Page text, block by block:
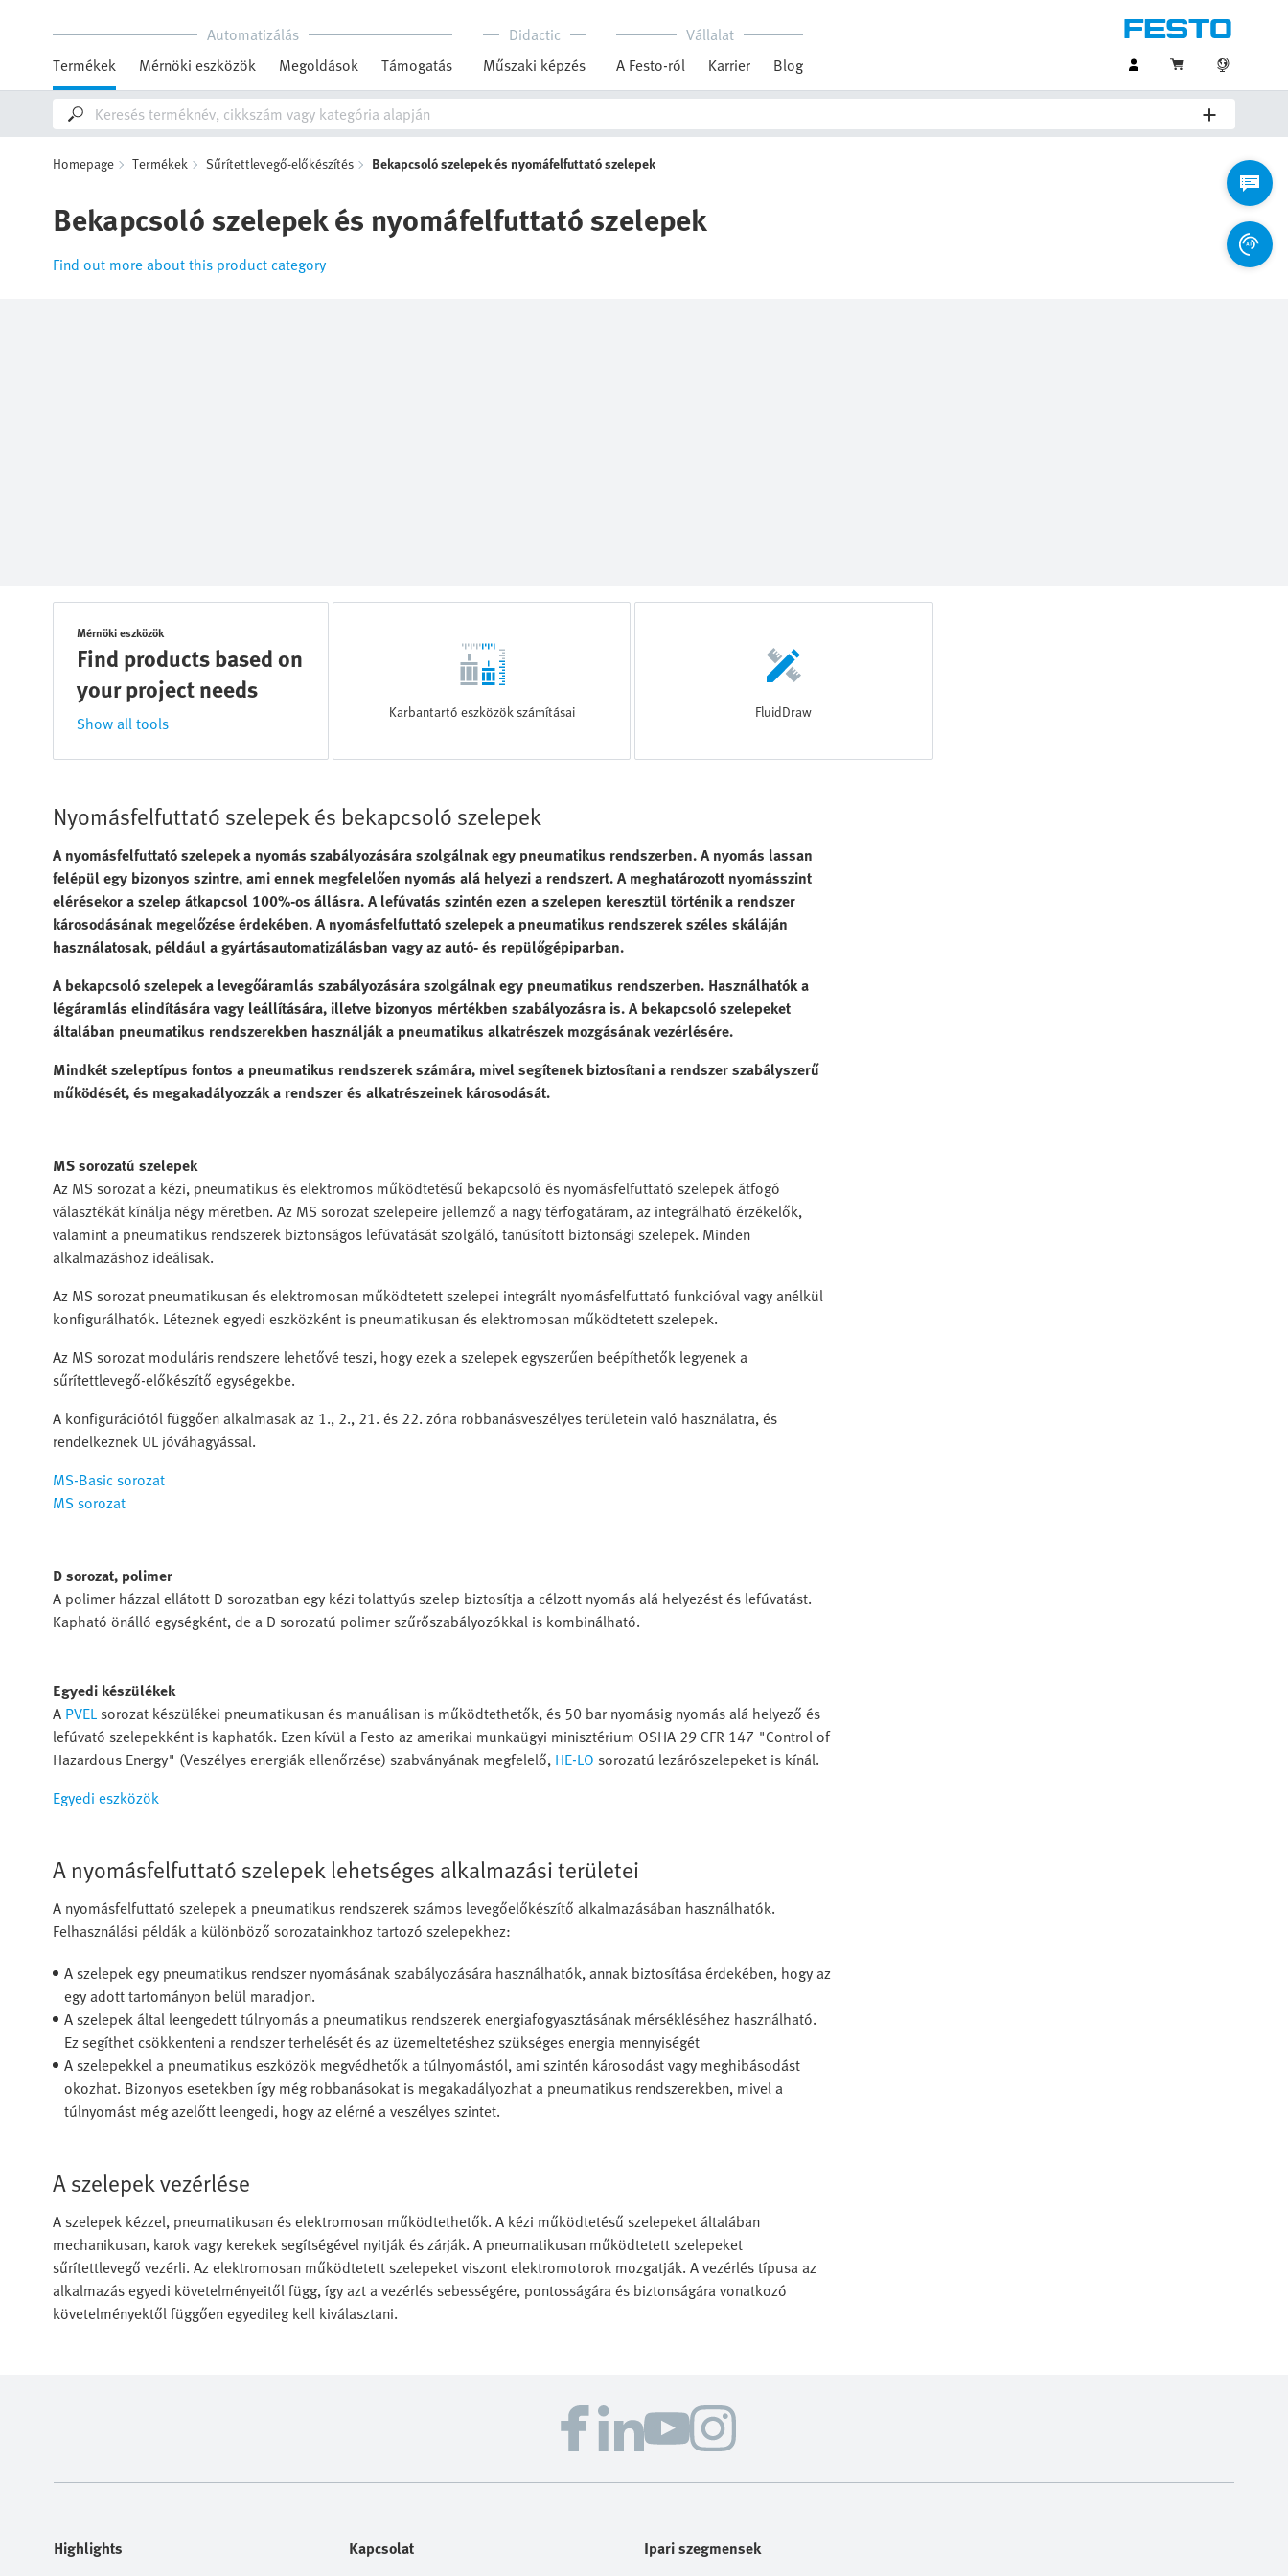
Automatizálás
Termékek
Mérnöki eszközök Megoldások Támogatás
Didactic
Műszaki képzés
Vállalat
A Festo-ról
Karrier Blog
Homepage Termékek Sűrítettlevegő-előkészítés Bekapcsoló szelepek és nyomáfelfuttató szelepek
Bekapcsoló szelepek és nyomáfelfuttató szelepek
Find out more about this product category
Mérnöki eszközök
Find products based on
your project needs
Show all tools
Karbantartó eszközök számításai FluidDraw
Nyomásfelfuttató szelepek és bekapcsoló szelepek
A nyomásfelfuttató szelepek a nyomás szabályozására szolgálnak egy pneumatikus rendszerben. A nyomás lassan
felépül egy bizonyos szintre, ami ennek megfelelően nyomás alá helyezi a rendszert. A meghatározott nyomásszint
elérésekor a szelep átkapcsol 100%-os állásra. A lefúvatás szintén ezen a szelepen keresztül történik a rendszer
károsodásának megelőzése érdekében. A nyomásfelfuttató szelepek a pneumatikus rendszerek széles skáláján
használatosak, például a gyártásautomatizálásban vagy az autó- és repülőgépiparban.
A bekapcsoló szelepek a levegőáramlás szabályozására szolgálnak egy pneumatikus rendszerben. Használhatók a
légáramlás elindítására vagy leállítására, illetve bizonyos mértékben szabályozásra is. A bekapcsoló szelepeket
általában pneumatikus rendszerekben használják a pneumatikus alkatrészek mozgásának vezérlésére.
Mindkét szeleptípus fontos a pneumatikus rendszerek számára, mivel segítenek biztosítani a rendszer szabályszerű
működését, és megakadályozzák a rendszer és alkatrészeinek károsodását.
MS sorozatú szelepek
Az MS sorozat a kézi, pneumatikus és elektromos működtetésű bekapcsoló és nyomásfelfuttató szelepek átfogó
választékát kínálja négy méretben. Az MS sorozat szelepeire jellemző a nagy térfogatáram, az integrálható érzékelők,
valamint a pneumatikus rendszerek biztonságos lefúvatását szolgáló, tanúsított biztonsági szelepek. Minden
alkalmazáshoz ideálisak.
Az MS sorozat pneumatikusan és elektromosan működtetett szelepei integrált nyomásfelfuttató funkcióval vagy anélkül
konfigurálhatók. Léteznek egyedi eszközként is pneumatikusan és elektromosan működtetett szelepek.
Az MS sorozat moduláris rendszere lehetővé teszi, hogy ezek a szelepek egyszerűen beépíthetők legyenek a
sűrítettlevegő-előkészítő egységekbe.
A konfigurációtól függően alkalmasak az 1., 2., 21. és 22. zóna robbanásveszélyes területein való használatra, és
rendelkeznek UL jóváhagyással.
MS-Basic sorozat
MS sorozat
D sorozat, polimer
A polimer házzal ellátott D sorozatban egy kézi tolattyús szelep biztosítja a célzott nyomás alá helyezést és lefúvatást.
Kapható önálló egységként, de a D sorozatú polimer szűrőszabályozókkal is kombinálható.
Egyedi készülékek
A PVEL sorozat készülékei pneumatikusan és manuálisan is működtethetők, és 50 bar nyomásig nyomás alá helyező és
lefúvató szelepekként is kaphatók. Ezen kívül a Festo az amerikai munkaügyi minisztérium OSHA 29 CFR 147 "Control of
Hazardous Energy" (Veszélyes energiák ellenőrzése) szabványának megfelelő, HE-LO sorozatú lezárószelepeket is kínál.
Egyedi eszközök
A nyomásfelfuttató szelepek lehetséges alkalmazási területei
A nyomásfelfuttató szelepek a pneumatikus rendszerek számos levegőelőkészítő alkalmazásában használhatók.
Felhasználási példák a különböző sorozatainkhoz tartozó szelepekhez:
A szelepek egy pneumatikus rendszer nyomásának szabályozására használhatók, annak biztosítása érdekében, hogy az
egy adott tartományon belül maradjon.
A szelepek által leengedett túlnyomás a pneumatikus rendszerek energiafogyasztásának mérsékléséhez használható.
Ez segíthet csökkenteni a rendszer terhelését és az üzemeltetéshez szükséges energia mennyiségét
A szelepekkel a pneumatikus eszközök megvédhetők a túlnyomástól, ami szintén károsodást vagy meghibásodást
okozhat. Bizonyos esetekben így még robbanásokat is megakadályozhat a pneumatikus rendszerekben, mivel a
túlnyomást még azelőtt leengedi, hogy az elérné a veszélyes szintet.
A szelepek vezérlése
A szelepek kézzel, pneumatikusan és elektromosan működtethetők. A kézi működtetésű szelepeket általában
mechanikusan, karok vagy kerekek segítségével nyitják és zárják. A pneumatikusan működtetett szelepeket
sűrítettlevegő vezérli. Az elektromosan működtetett szelepeket viszont elektromotorok mozgatják. A vezérlés típusa az
alkalmazás egyedi követelményeitől függ, így azt a vezérlés sebességére, pontosságára és biztonságára vonatkozó
követelményektől függően egyedileg kell kiválasztani.
Highlights
Kapcsolat
Ipari szegmensek